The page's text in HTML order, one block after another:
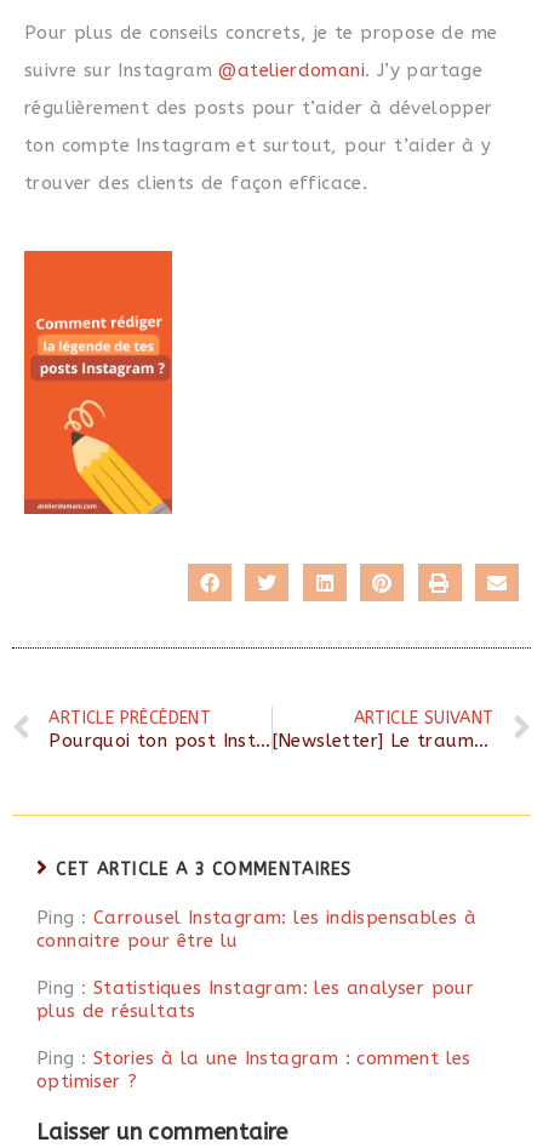
Pour plus de conseils concrets, je te propose de me
suivre sur Instagram@atelierdomani. J’y partage
régulièrement des posts pour t’aider à développer
ton compte Instagram et surtout, pour t’aider à y
trouver des clients de façon efficace.
ARTICLE PRÉCÉDENT
Pourquoi ton post Instagram ne génère pas d’engagement ?
ARTICLE SUIVANT
[Newsletter] Le trauma marketing: techniques douteuses ou satisfaction client, au choix
CET ARTICLE A 3 COMMENTAIRES
Ping : Carrousel Instagram: les indispensables à
connaitre pour être lu
Ping : Statistiques Instagram: les analyser pour
plus de résultats
Ping : Stories à la une Instagram : comment les
optimiser ?
Laisser un commentaire